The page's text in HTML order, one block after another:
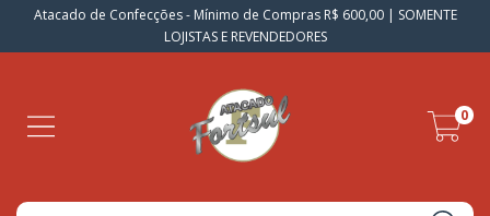
Atacado de Confecções - Mínimo de Compras R$ 600,00 | SOMENTE
LOJISTAS E REVENDEDORES
0